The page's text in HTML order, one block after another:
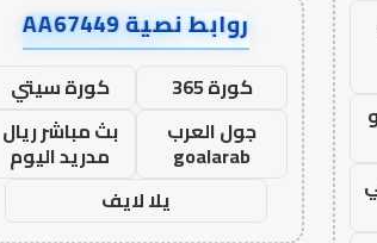
روابط نصية AA67449
كورة 365
كورة سيتي
جول العرب
goalarab
بث مباشر ريال
مدريد اليوم
يلا لايف